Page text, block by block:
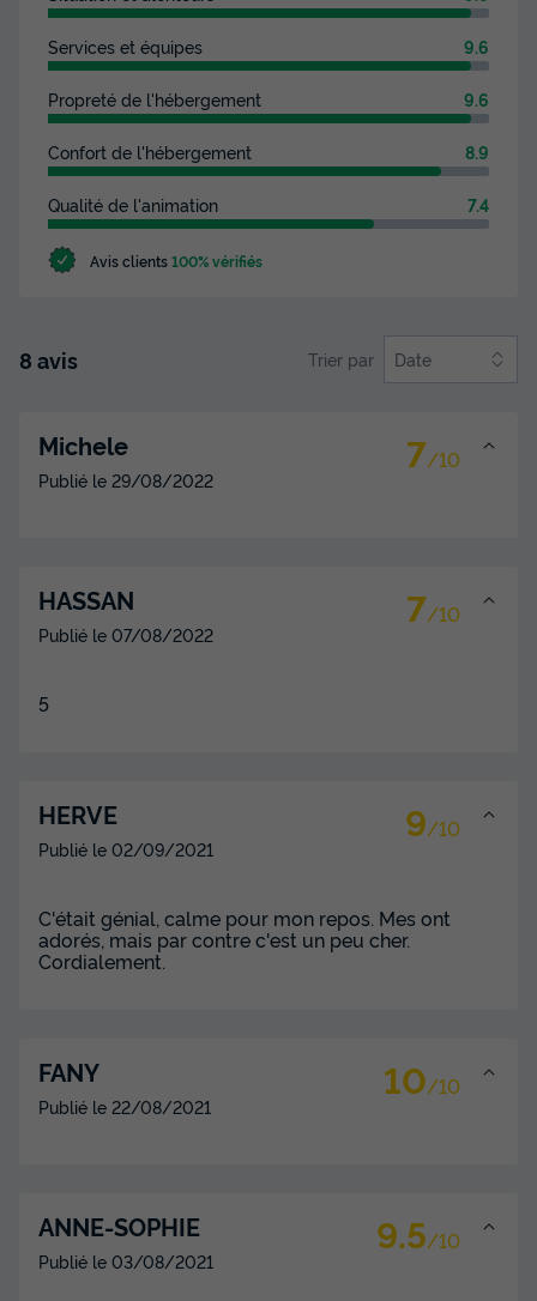
Services et équipes 9.6
Propreté de l'hébergement 9.6
Confort de l'hébergement 8.9
Qualité de l'animation 7.4
Avis clients100% vérifiés
8 avis Trier par Date
Michele 7/10
Publié le 29/08/2022
HASSAN 7/10
Publié le 07/08/2022
5
HERVE 9/10
Publié le 02/09/2021
C'était génial, calme pour mon repos. Mes ont
adorés, mais par contre c'est un peu cher.
Cordialement.
FANY 10/10
Publié le 22/08/2021
ANNE-SOPHIE 9.5/10
Publié le 03/08/2021